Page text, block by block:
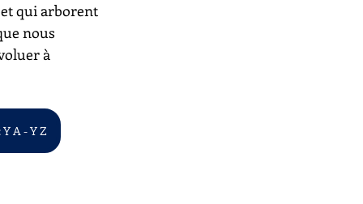
qui arborent
nous
à
A - Y Z